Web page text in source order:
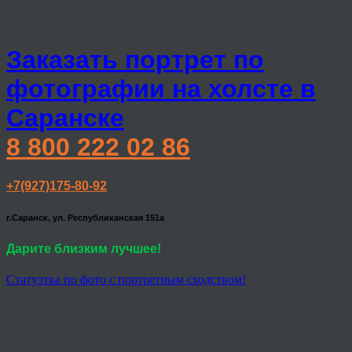
Заказать портрет по
фотографии на холсте в
Саранске
8 800 222 02 86
+7(927)175-80-92
г.Саранск, ул. Республиканская 151а
Дарите близким лучшее!
Статуэтка по фото с портретным сходством!